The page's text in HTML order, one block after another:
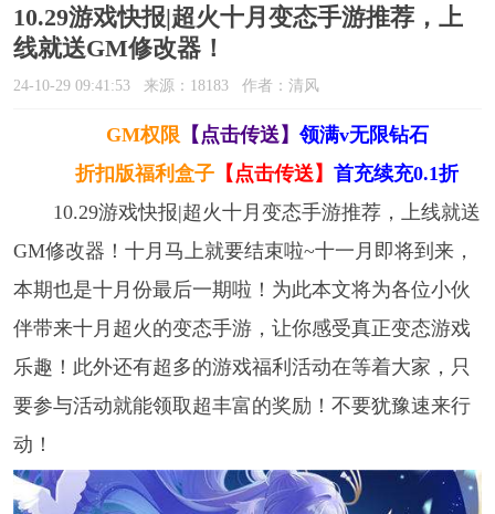
10.29游戏快报|超火十月变态手游推荐，上
线就送GM修改器！
24-10-29 09:41:53 来源：18183 作者：清风
GM权限 【点击传送】 领满v无限钻石
折扣版福利盒子 【点击传送】首充续充0.1折
10.29游戏快报|超火十月变态手游推荐，上线就送
GM修改器！十月马上就要结束啦~十一月即将到来，
本期也是十月份最后一期啦！为此本文将为各位小伙
伴带来十月超火的变态手游，让你感受真正变态游戏
乐趣！此外还有超多的游戏福利活动在等着大家，只
要参与活动就能领取超丰富的奖励！不要犹豫速来行
动！